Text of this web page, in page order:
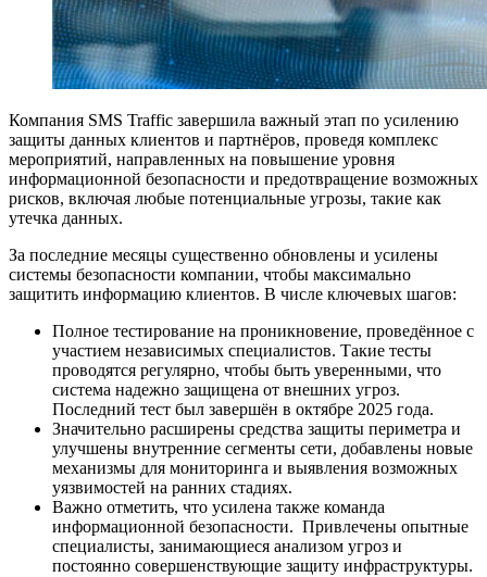
Компания SMS Traffic завершила важный этап по усилению
защиты данных клиентов и партнёров, проведя комплекс
мероприятий, направленных на повышение уровня
информационной безопасности и предотвращение возможных
рисков, включая любые потенциальные угрозы, такие как
утечка данных.
За последние месяцы существенно обновлены и усилены
системы безопасности компании, чтобы максимально
защитить информацию клиентов. В числе ключевых шагов:
Полное тестирование на проникновение, проведённое с
участием независимых специалистов. Такие тесты
проводятся регулярно, чтобы быть уверенными, что
система надежно защищена от внешних угроз.
Последний тест был завершён в октябре 2025 года.
Значительно расширены средства защиты периметра и
улучшены внутренние сегменты сети, добавлены новые
механизмы для мониторинга и выявления возможных
уязвимостей на ранних стадиях.
Важно отметить, что усилена также команда
информационной безопасности. Привлечены опытные
специалисты, занимающиеся анализом угроз и
постоянно совершенствующие защиту инфраструктуры.